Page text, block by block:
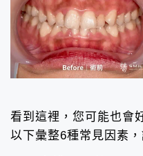
看到這裡，您可能也會
以下彙整6種常見因素，